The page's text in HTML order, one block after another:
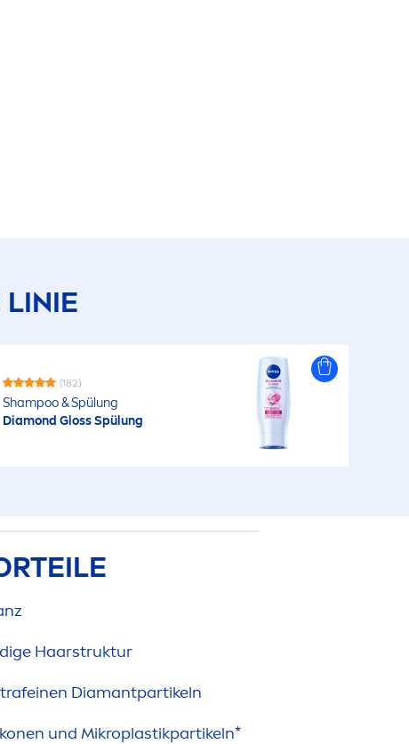
LINIE
(182)
Shampoo & Spülung
Diamond Gloss Spülung
Haarstruktur
Diamantpartikeln
und Mikroplastikpartikeln*